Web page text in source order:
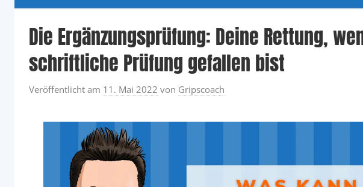
Die Ergänzungsprüfung: Deine Rettung,
schriftliche Prüfung gefallen bist
Veröffentlicht am 11. Mai 2022 von Gripscoach